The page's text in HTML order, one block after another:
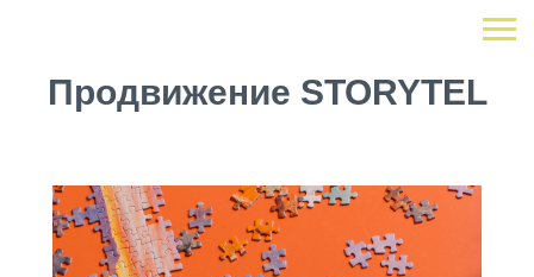
Продвижение STORYTEL